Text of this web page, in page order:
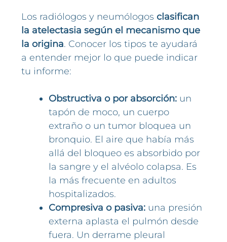
Los radiólogos y neumólogosclasifican
la atelectasia según el mecanismo que
la origina. Conocer los tipos te ayudará
a entender mejor lo que puede indicar
tu informe:
Obstructiva o por absorción: un
tapón de moco, un cuerpo
extraño o un tumor bloquea un
bronquio. El aire que había más
allá del bloqueo es absorbido por
la sangre y el alvéolo colapsa. Es
la más frecuente en adultos
hospitalizados.
Compresiva o pasiva: una presión
externa aplasta el pulmón desde
fuera. Un derrame pleural